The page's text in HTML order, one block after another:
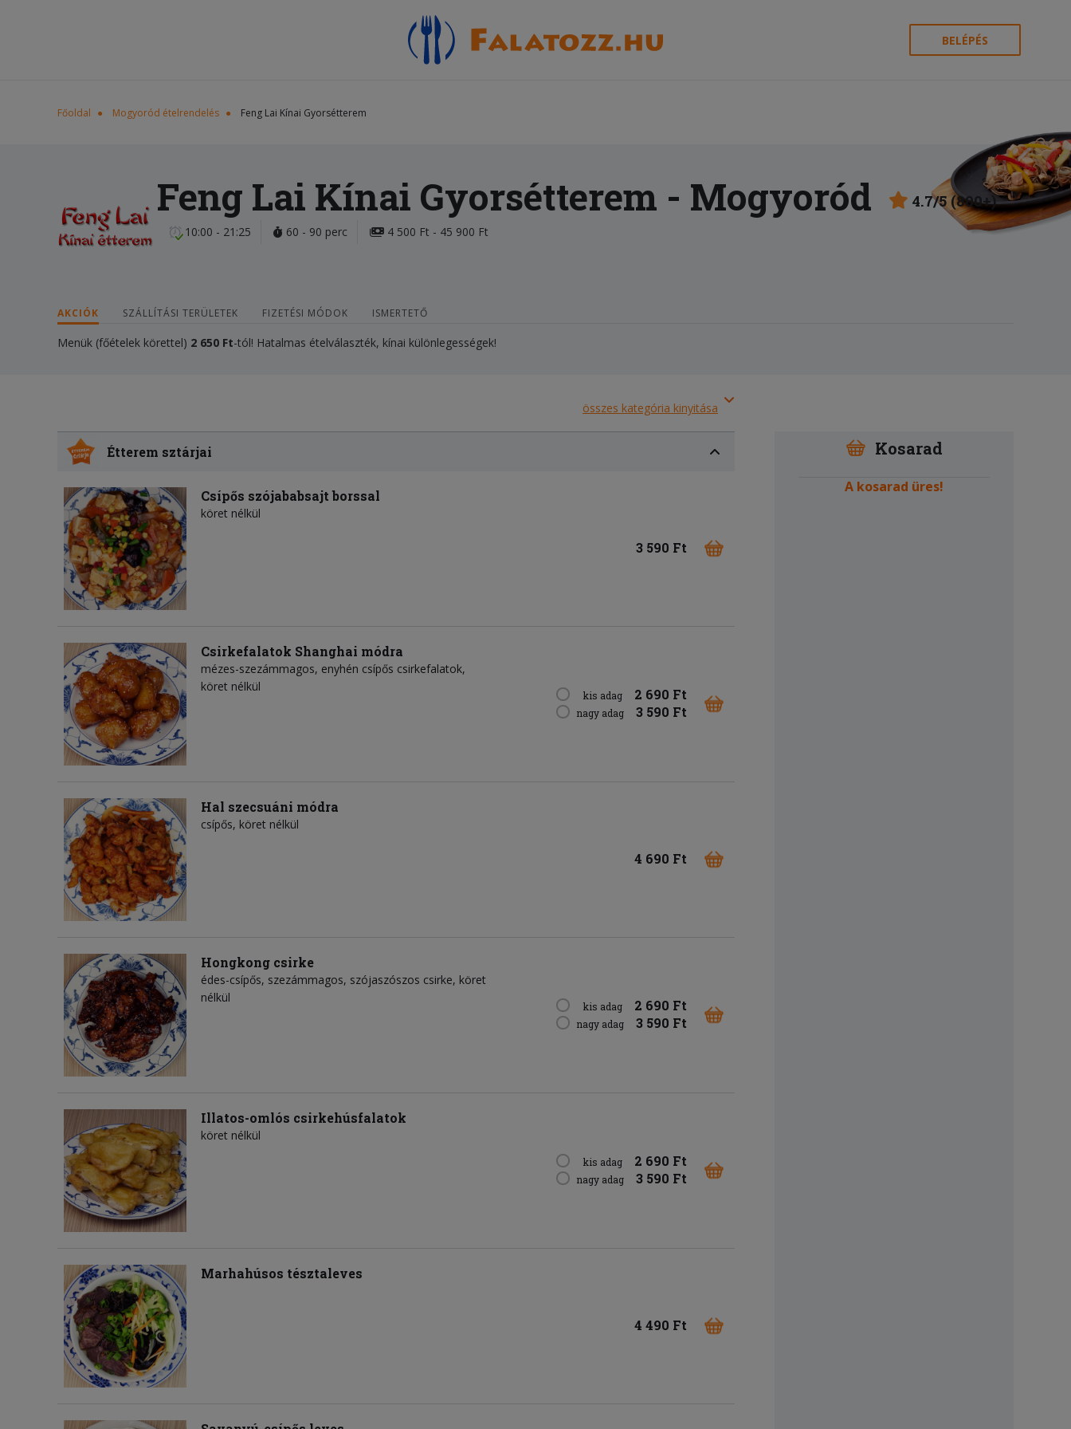
BELÉPÉS
Főoldal Mogyoród ételrendelés Feng Lai Kínai Gyorsétterem
Feng Lai Kínai Gyorsétterem - Mogyoród 4.7/5 (800+)
10:00 - 21:25 60 - 90 perc 4 500 Ft - 45 900 Ft
AKCIÓK SZÁLLÍTÁSI TERÜLETEK FIZETÉSI MÓDOK ISMERTETŐ
Menük (főételek körettel) 2 650 Ft-tól! Hatalmas ételválaszték, kínai különlegességek!
összes kategória kinyitása
Étterem sztárjai
Csípős szójababsajt borssal
köret nélkül
3 590 Ft
Csirkefalatok Shanghai módra
mézes-szezámmagos, enyhén csípős csirkefalatok,
köret nélkül
kis adag 2 690 Ft
nagy adag 3 590 Ft
Hal szecsuáni módra
csípős, köret nélkül
4 690 Ft
Hongkong csirke
édes-csípős, szezámmagos, szójaszószos csirke, köret
nélkül
kis adag 2 690 Ft
nagy adag 3 590 Ft
Illatos-omlós csirkehúsfalatok
köret nélkül
kis adag 2 690 Ft
nagy adag 3 590 Ft
Marhahúsos tésztaleves
4 490 Ft
Kosarad
A kosarad üres!